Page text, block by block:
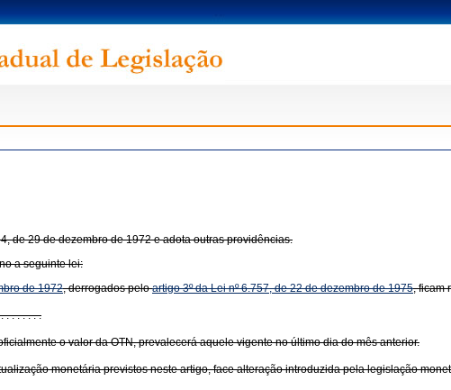
de 29 de dezembro de 1972 e adota outras providências.
a seguinte lei:
de 1972, derrogados peloartigo 3º da Lei nº 6.757, de 22 de dezembro de 1975, ficam
. . . . . . .
o valor da OTN, prevalecerá aquele vigente no último dia do mês anterior.
monetária previstos neste artigo, face alteração introduzida pela legislação